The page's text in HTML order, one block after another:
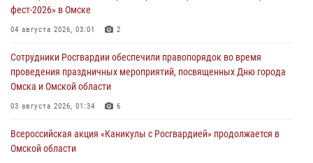
фест-2026» в Омске
04 августа 2026, 03:01 2
Сотрудники Росгвардии обеспечили правопорядок во время
проведения праздничных мероприятий, посвященных Дню города
Омска и Омской области
03 августа 2026, 01:34 6
Всероссийская акция «Каникулы с Росгвардией» продолжается в
Омской области